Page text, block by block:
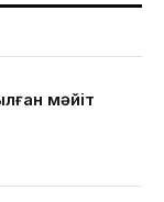
мәйіт